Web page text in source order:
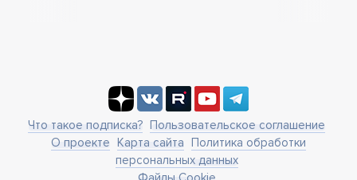
Что такое подписка? Пользовательское соглашение
О проекте Карта сайта Политика обработки
персональных данных